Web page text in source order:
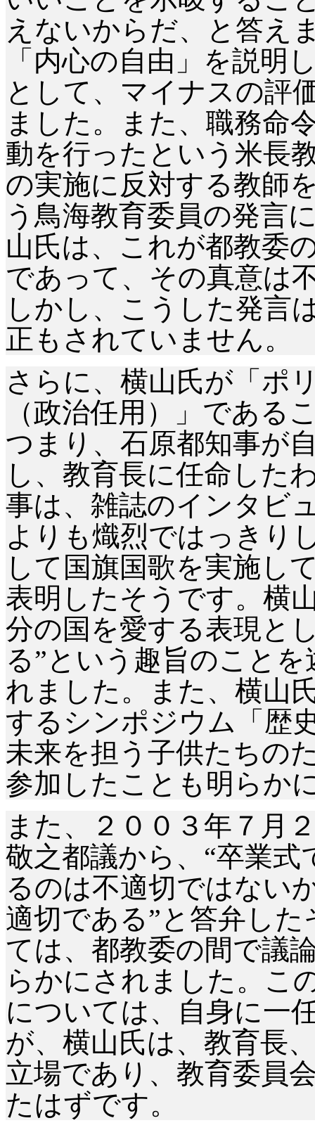
えないからだ、と答え
「内心の自由」を説明
として、マイナスの評
ました。また、職務命
動を行ったという米長
の実施に反対する教師
う鳥海教育委員の発言
山氏は、これが都教委
であって、その真意は
しかし、こうした発言
正もされていません。
さらに、横山氏が「ポ
（政治任用）」である
つまり、石原都知事が
し、教育長に任命した
事は、雑誌のインタビ
よりも熾烈ではっきり
して国旗国歌を実施し
表明したそうです。横
分の国を愛する表現と
る”という趣旨のこと
れました。また、横山
するシンポジウム「歴
未来を担う子供たちの
参加したことも明らか
また、２００３年７月
敬之都議から、“卒業
るのは不適切ではない
適切である”と答弁し
ては、都教委の間で議
らかにされました。こ
については、自身に一
が、横山氏は、教育長
立場であり、教育委員
たはずです。